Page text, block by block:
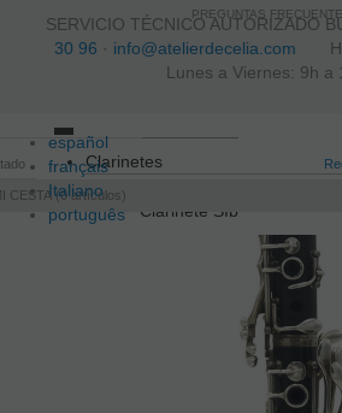
SERVICIO TÉCNICO AUTORIZADO
30 96 · info@atelierdecelia.com
Lunes a Viernes: 9h a
español
français
Italiano
português
CESTA 0artículos
Toggle
navigation
Clarinetes
Clarinete SIb
PREGUNTAS